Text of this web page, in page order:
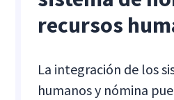
recursos
La integración de los
humanos y nómina